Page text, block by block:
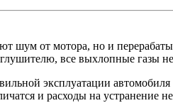
от мотора, но и
все выхлопные газы
эксплуатации
и расходы на устранение